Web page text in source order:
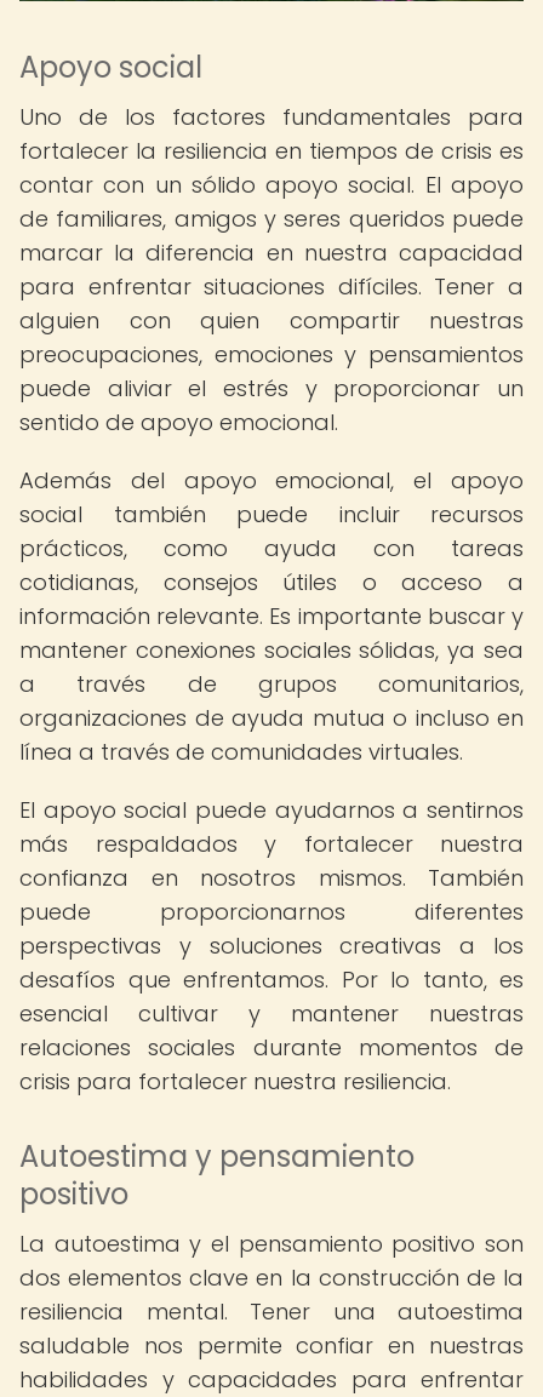
Apoyo social
Uno de los factores fundamentales para
fortalecer la resiliencia en tiempos de crisis es
contar con un sólido apoyo social. El apoyo
de familiares, amigos y seres queridos puede
marcar la diferencia en nuestra capacidad
para enfrentar situaciones difíciles. Tener a
alguien con quien compartir nuestras
preocupaciones, emociones y pensamientos
puede aliviar el estrés y proporcionar un
sentido de apoyo emocional.
Además del apoyo emocional, el apoyo
social también puede incluir recursos
prácticos, como ayuda con tareas
cotidianas, consejos útiles o acceso a
información relevante. Es importante buscar y
mantener conexiones sociales sólidas, ya sea
a través de grupos comunitarios,
organizaciones de ayuda mutua o incluso en
línea a través de comunidades virtuales.
El apoyo social puede ayudarnos a sentirnos
más respaldados y fortalecer nuestra
confianza en nosotros mismos. También
puede proporcionarnos diferentes
perspectivas y soluciones creativas a los
desafíos que enfrentamos. Por lo tanto, es
esencial cultivar y mantener nuestras
relaciones sociales durante momentos de
crisis para fortalecer nuestra resiliencia.
Autoestima y pensamiento
positivo
La autoestima y el pensamiento positivo son
dos elementos clave en la construcción de la
resiliencia mental. Tener una autoestima
saludable nos permite confiar en nuestras
habilidades y capacidades para enfrentar